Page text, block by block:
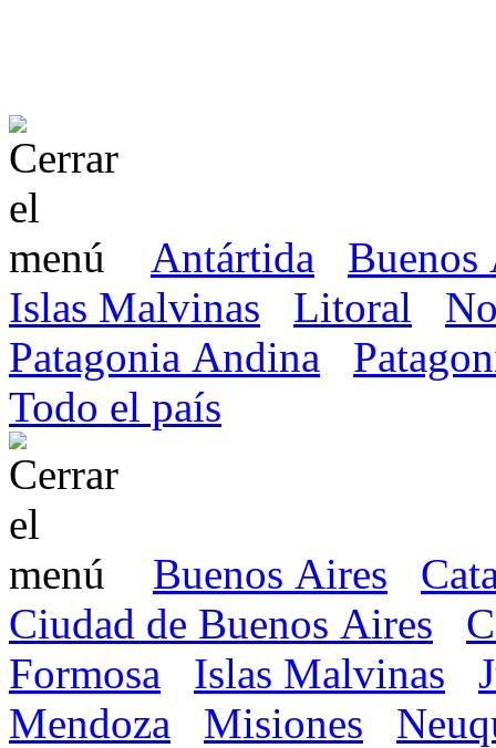
Antártida
Buenos
Islas Malvinas
Litoral
Patagonia Andina
Todo el país
Buenos Aires
Ciudad de Buenos Aires
Formosa
Islas Malvinas
Mendoza
Misiones